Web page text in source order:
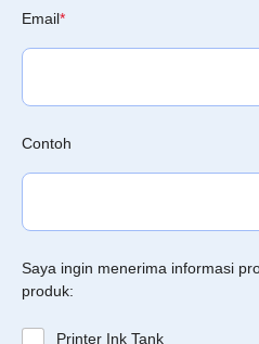
Email*
Contoh
Saya ingin menerima informasi
produk:
Printer Ink Tank